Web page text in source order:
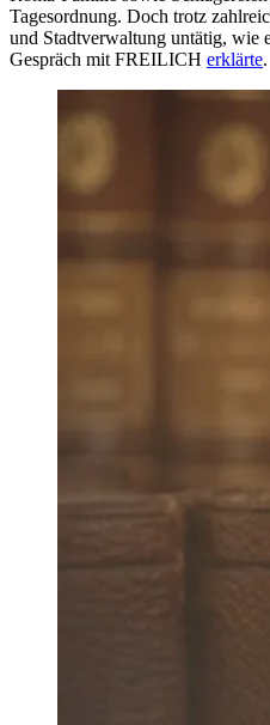
Tagesordnung. Doch trotz
und Stadtverwaltung untätig, wie
Gespräch mit FREILICH erklärte.